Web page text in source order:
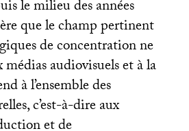
le milieu des années
que le champ pertinent
de concentration ne
audiovisuels et à la
à l’ensemble des
c’est-à-dire aux